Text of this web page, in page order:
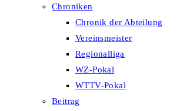
Chroniken
Chronik der Abteilung
Vereinsmeister
Regionalliga
WZ-Pokal
WTTV-Pokal
Beitrag